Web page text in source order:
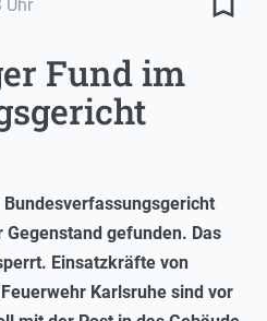
Uhr
Fund im
gefunden. Das
Einsatzkräfte von
Karlsruhe sind vor